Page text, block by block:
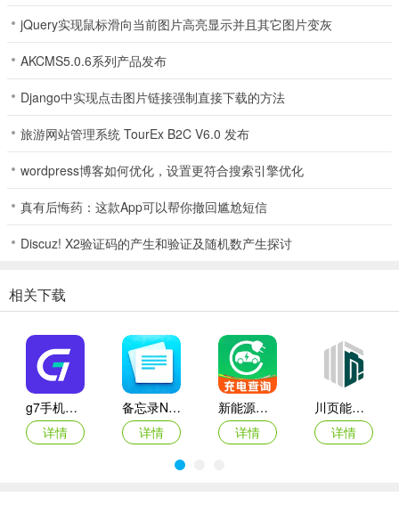
【顶级平台资质背书】
作为支付宝、AlipayHK及天猫国际官方合作伙伴，平台通过顶级支付
金与票务双重保障。
Veritickets购票流程简介
1、打开app进入登录界面选择以邮箱方式进行注册登录。在注册时将
收货地址也填写下，以便在购票完成后可邮寄纸质票到国内
jQuery实现鼠标滑向当前图片高亮显示并且其它图片变灰
AKCMS5.0.6系列产品发布
Django中实现点击图片链接强制直接下载的方法
旅游网站管理系统 TourEx B2C V6.0 发布
wordpress博客如何优化，设置更符合搜索引擎优化
真有后悔药：这款App可以帮你撤回尴尬短信
Discuz! X2验证码的产生和验证及随机数产生探讨
相关下载
g7手机管车app
详情
备忘录Note(多功能记事APP)
详情
新能源充电桩查询(充电桩查询应用)
详情
川页能源(电池管理应用)
详情